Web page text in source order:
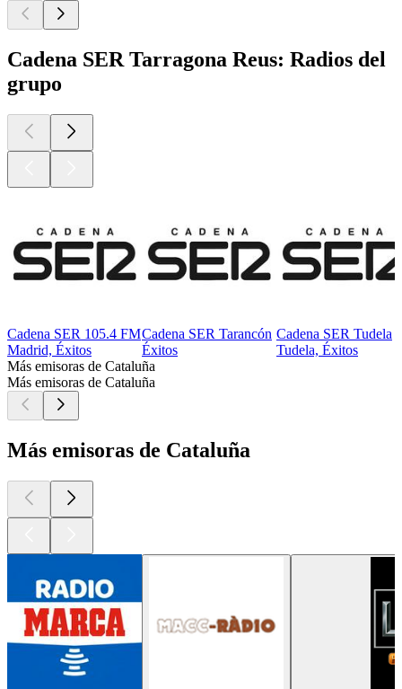
Cadena SER Tarragona Reus: Radios del
grupo
Cadena SER 105.4 FM
Madrid, Éxitos
Cadena SER Tarancón
Éxitos
Cadena SER Tudela
Tudela, Éxitos
Más emisoras de Cataluña
Más emisoras de Cataluña
Más emisoras de Cataluña